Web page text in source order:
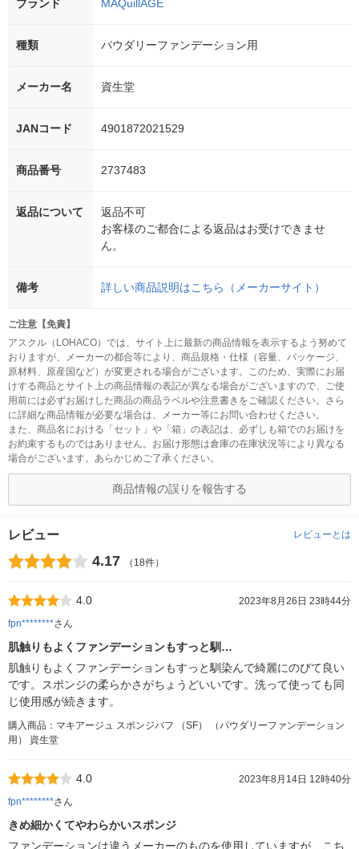
ブランド MAQuillAGE
種類 パウダリーファンデーション用
メーカー名 資生堂
JANコード 4901872021529
商品番号 2737483
返品について
返品不可
お客様のご都合による返品はお受けできませ
ん。
備考 詳しい商品説明はこちら（メーカーサイト）
ご注意【免責】
アスクル（LOHACO）では、サイト上に最新の商品情報を表示するよう努めて
おりますが、メーカーの都合等により、商品規格・仕様（容量、パッケージ、
原材料、原産国など）が変更される場合がございます。このため、実際にお届
けする商品とサイト上の商品情報の表記が異なる場合がございますので、ご使
用前には必ずお届けした商品の商品ラベルや注意書きをご確認ください。さら
に詳細な商品情報が必要な場合は、メーカー等にお問い合わせください。
また、商品名における「セット」や「箱」の表記は、必ずしも箱でのお届けを
お約束するものではありません。お届け形態は倉庫の在庫状況等により異なる
場合がございます。あらかじめご了承ください。
商品情報の誤りを報告する
レビュー レビューとは
4.17 （18件）
4.0
2023年8月26日 23時44分
fpn********さん
肌触りもよくファンデーションもすっと馴…
肌触りもよくファンデーションもすっと馴染んで綺麗にのびて良い
です。スポンジの柔らかさがちょうどいいです。洗って使っても同
じ使用感が続きます。
購入商品：マキアージュ スポンジパフ （SF） （パウダリーファンデーション
用） 資生堂
4.0
2023年8月14日 12時40分
fpn********さん
きめ細かくてやわらかいスポンジ
ファンデーションは違うメーカーのものを使用していますが、こち